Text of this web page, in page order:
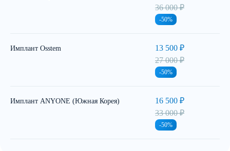
36 000 ₽
-50%
Имплант Osstem
13 500 ₽
27 000 ₽
-50%
Имплант ANYONE (Южная Корея)
16 500 ₽
33 000 ₽
-50%